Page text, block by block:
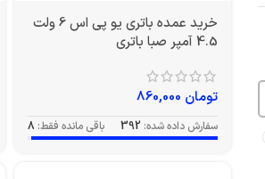
خرید عمده باتری یو پی اس 6 ولت
4.5 آمپر صبا باتری
تومان
سفارش داده شده: 392 باقی مانده فقط: 8